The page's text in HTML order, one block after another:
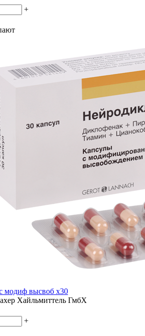
+
модиф высвоб x30
Хайльмиттель ГмбХ
+